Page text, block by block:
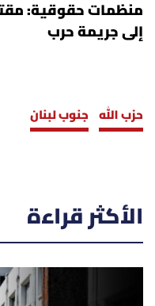
منظمات حقوقية:
إلى جريمة حرب
حزب الله جنوب لبنان
الأكثر قراءة